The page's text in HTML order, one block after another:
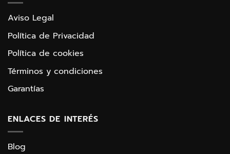
Aviso Legal
Política de Privacidad
Política de cookies
Términos y condiciones
Garantías
ENLACES DE INTERÉS
Blog